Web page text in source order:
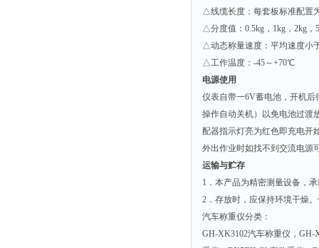
△线缆长度：每套板标准配置
△分度值：0.5kg，1kg，2kg，
△动态称量速度：平均速度小
△工作温度：-45～+70℃
电源使用
仪表自带一6V蓄电池，开机
操作自动关机）以免电池过渡
配器指示灯亮为红色即充电开
外出作业时如找不到交流电源
运输与贮存
1 ．本产品为精密测量设备，
2 ．存放时，应保持环境干燥
汽车称重仪分类：
GH-XK3102汽车称重仪，GH-